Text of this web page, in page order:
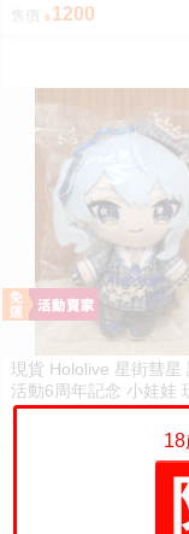
いぐるみ 常闇トワ 100
100萬
售價 1200
現貨 Hololive 星街彗星
活動6周年記念 小娃娃
吊飾 星街すいせい お
18